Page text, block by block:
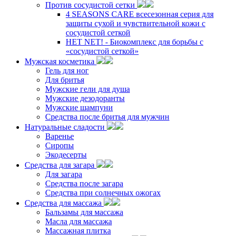
Против сосудистой сетки
4 SEASONS CARE всесезонная серия для
защиты сухой и чувствительной кожи с
сосудистой сеткой
НЕТ NET! - Биокомплекс для борьбы с
«сосудистой сеткой»
Мужская косметика
Гель для ног
Для бритья
Мужские гели для душа
Мужские дезодоранты
Мужские шампуни
Средства после бритья для мужчин
Натуральные сладости
Варенье
Сиропы
Экодесерты
Средства для загара
Для загара
Средства после загара
Средства при солнечных ожогах
Средства для массажа
Бальзамы для массажа
Масла для массажа
Массажная плитка